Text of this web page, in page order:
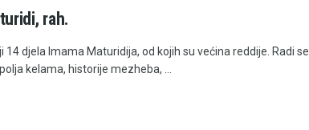
rah.
14 djela Imama Maturidija, od kojih su većina reddije. Radi se
kelama, historije mezheba, ...